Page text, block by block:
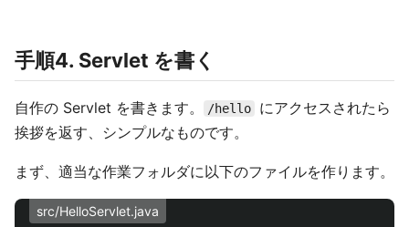
手順4. Servlet を書く
自作の Servlet を書きます。 /hello
にアクセスされたら
挨拶を返す、シンプルなものです。
まず、適当な作業フォルダに以下のファイルを作ります。
src/HelloServlet.java